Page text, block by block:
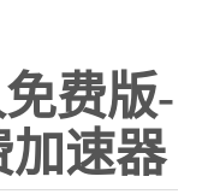
费版-
加速器